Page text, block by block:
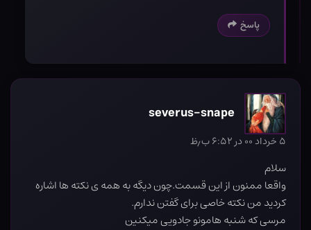
پاسخ
severus-snape
۵ خرداد ۰۰ در ۶:۵۲ ب٫ظ
سلام
واقعا ممنون از این قسمت.چون دیگه به همه ی نکته ها اشاره
کردید من نکته خاصی برای گفتن ندارم.
مرسی که شنبه هامونو جادویی میکنین